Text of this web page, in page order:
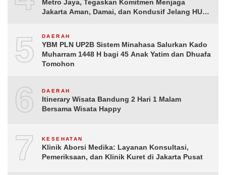
Metro Jaya, Tegaskan Komitmen Menjaga
Jakarta Aman, Damai, dan Kondusif Jelang HUT
5 DAERAH
YBM PLN UP2B Sistem Minahasa Salurkan Kado
Muharram 1448 H bagi 45 Anak Yatim dan Dhuafa
Tomohon
6 DAERAH
Itinerary Wisata Bandung 2 Hari 1 Malam
Bersama Wisata Happy
7 KESEHATAN
Klinik Aborsi Medika: Layanan Konsultasi,
Pemeriksaan, dan Klinik Kuret di Jakarta Pusat